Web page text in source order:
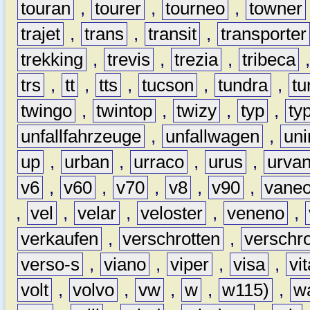
touran , tourer , tourneo , towner
trajet , trans , transit , transporter
trekking
, trevis , trezia , tribeca
trs
, tt , tts , tucson , tundra ,
twingo , twintop , twizy , typ ,
unfallfahrzeuge , unfallwagen ,
up , urban , urraco , urus ,
v6 , v60 , v70 , v8 , v90 ,
, vel , velar , veloster , veneno ,
verkaufen
, verschrotten ,
verso-s
, viano , viper , visa ,
volt , volvo , vw , w , w115) ,